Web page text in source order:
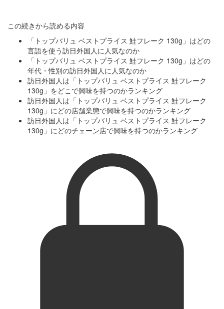
この続きから読める内容
「トップバリュ ベストプライス 鮭フレーク 130g」はどの
言語を使う訪日外国人に人気なのか
「トップバリュ ベストプライス 鮭フレーク 130g」はどの
年代・性別の訪日外国人に人気なのか
訪日外国人は「トップバリュ ベストプライス 鮭フレーク
130g」をどこで興味を持つのかランキング
訪日外国人は「トップバリュ ベストプライス 鮭フレーク
130g」にどの店舗業態で興味を持つのかランキング
訪日外国人は「トップバリュ ベストプライス 鮭フレーク
130g」にどのチェーン店で興味を持つのかランキング